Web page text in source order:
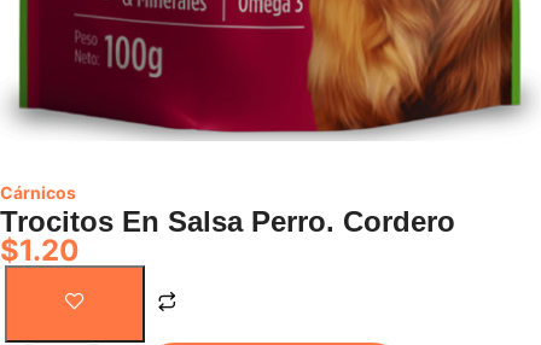
Cárnicos
Trocitos En Salsa Perro. Cordero
$1.20